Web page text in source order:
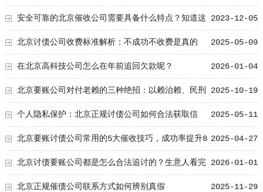
债机构的5大筛选标准 2023-12-05
安全可靠的北京催收公司需要具备什么特点？知道这
五点轻松选择要账公司！ 2025-05-09
北京讨债公司收费标准解析：不成功不收费是真的
吗？ 2026-01-04
在北京高科技公司怎么在年前追回欠款呢？
2025-10-19
北京要账公司对付老赖的三种绝招：以赖治赖、民刑
交叉、拒执罪 2025-05-11
个人隐私保护：北京正规讨债公司如何合法获取信
息？ 2025-04-27
北京要账讨债公司常用的5大催收技巧，成功率提升8
0% 2026-01-01
北京讨债要账公司都是怎么合法追讨的？生意人看完
都懂，用律师方式追回欠款更稳妥 2025-11-29
北京正规催债公司联系方式如何辨别真假